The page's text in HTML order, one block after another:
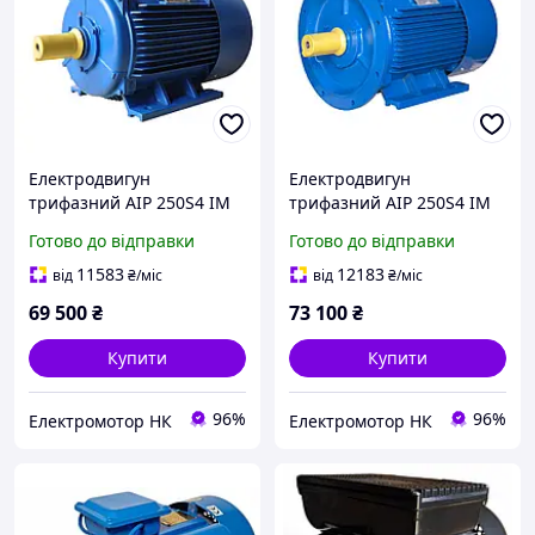
Електродвигун
трифазний АІР 250S4 IM
об./хв
Готово до відправки
від 11583₴/міс
69 500₴
Купити
Електромотор НК 96%
Електродвигун
трифазний АІР 250S4 IM
кВт 1500 об/хв
Готово до відправки
від 12183₴/міс
73 100₴
Купити
Електромотор НК 96%